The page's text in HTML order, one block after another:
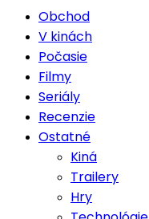
Obchod
V kinách
Počasie
Filmy
Seriály
Recenzie
Ostatné
Kiná
Trailery
Hry